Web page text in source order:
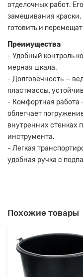
отделочных работ.
замешивания краски.
готовить и
Преимущества
- Удобный контроль
мерная шкала.
- Долговечность —
пластмассы,
- Комфортная работа
облегчает
внутренних стенках
инструмента.
- Легкая
удобная ручка с
Похожие товары